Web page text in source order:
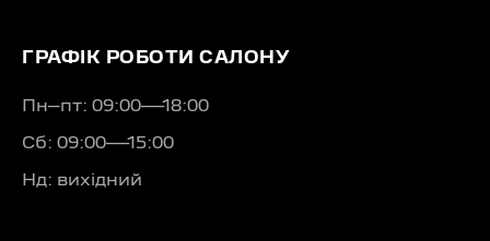
ГРАФІК РОБОТИ САЛОНУ
Пн–пт: 09:00—18:00
Сб: 09:00—15:00
Нд: вихідний